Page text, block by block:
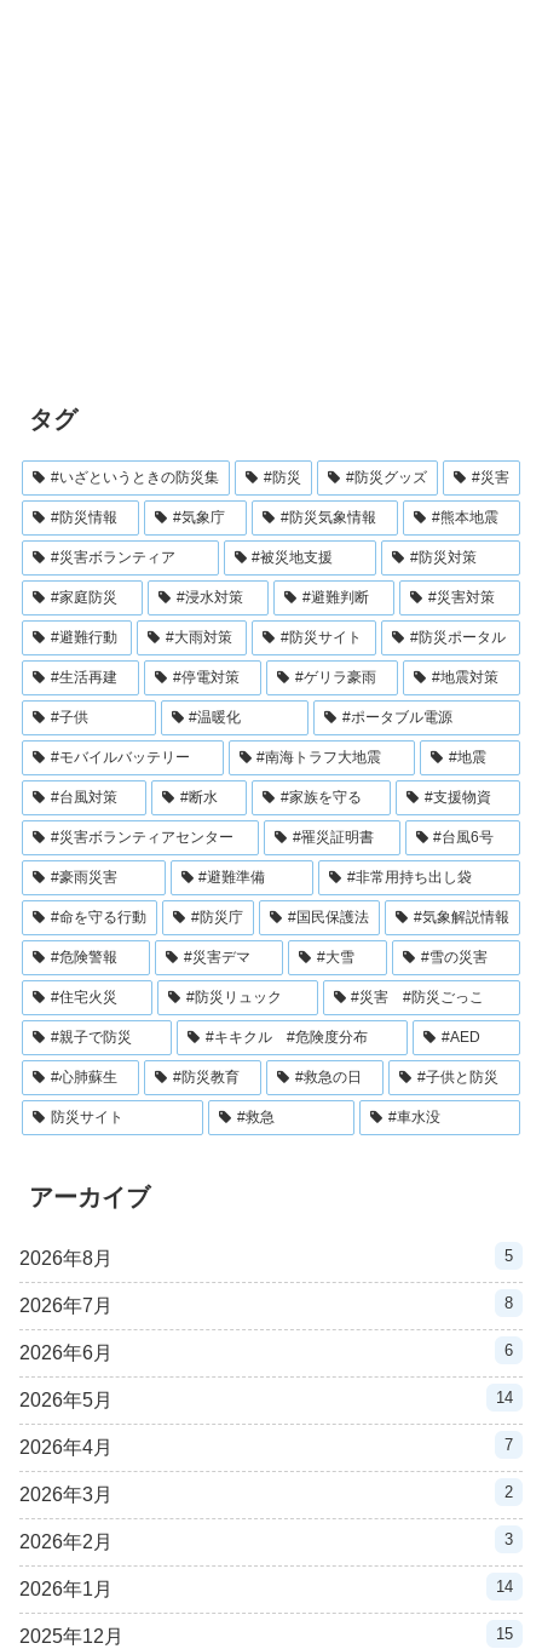
タグ
#いざというときの防災集 #防災 #防災グッズ #災害
#防災情報 #気象庁 #防災気象情報 #熊本地震
#災害ボランティア #被災地支援 #防災対策
#家庭防災 #浸水対策 #避難判断 #災害対策
#避難行動 #大雨対策 #防災サイト #防災ポータル
#生活再建 #停電対策 #ゲリラ豪雨 #地震対策
#子供 #温暖化 #ポータブル電源
#モバイルバッテリー #南海トラフ大地震 #地震
#台風対策 #断水 #家族を守る #支援物資
#災害ボランティアセンター #罹災証明書 #台風6号
#豪雨災害 #避難準備 #非常用持ち出し袋
#命を守る行動 #防災庁 #国民保護法 #気象解説情報
#危険警報 #災害デマ #大雪 #雪の災害
#住宅火災 #防災リュック #災害 #防災ごっこ
#親子で防災 #キキクル #危険度分布 #AED
#心肺蘇生 #防災教育 #救急の日 #子供と防災
防災サイト #救急 #車水没
アーカイブ
2026年8月 5
2026年7月 8
2026年6月 6
2026年5月 14
2026年4月 7
2026年3月 2
2026年2月 3
2026年1月 14
2025年12月 15